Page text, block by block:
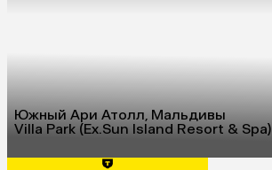
Южный Ари Атолл, Мальдивы
Villa Park (Ex.Sun Island Resort & Spa)